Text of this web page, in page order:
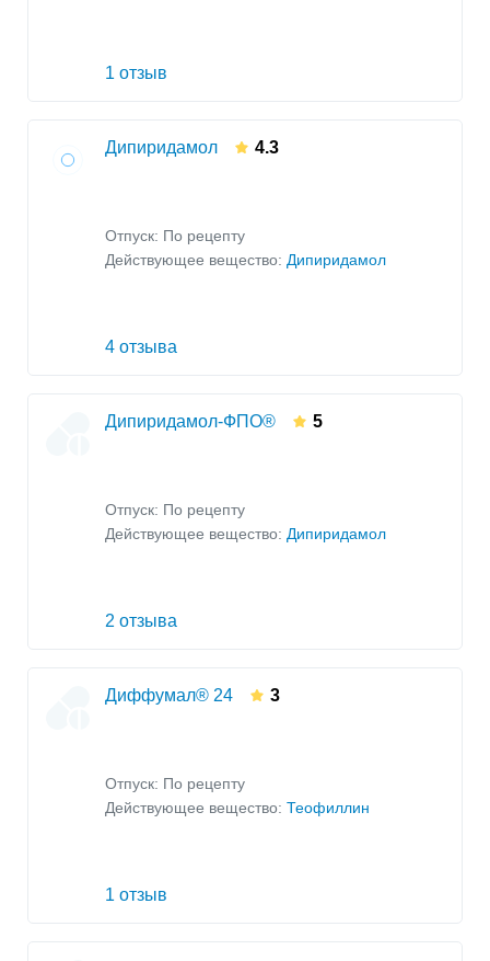
1 отзыв
Дипиридамол 4.3
Отпуск: По рецепту
Действующее вещество: Дипиридамол
4 отзыва
Дипиридамол-ФПО® 5
Отпуск: По рецепту
Действующее вещество: Дипиридамол
2 отзыва
Диффумал® 24 3
Отпуск: По рецепту
Действующее вещество: Теофиллин
1 отзыв